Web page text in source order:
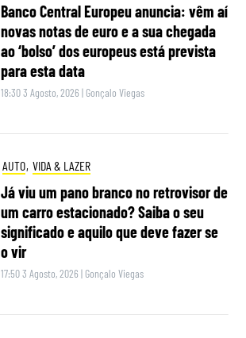
Banco Central Europeu anuncia: vêm aí
novas notas de euro e a sua chegada
ao ‘bolso’ dos europeus está prevista
para esta data
18:30 3 Agosto, 2026 | Gonçalo Viegas
AUTO, VIDA & LAZER
Já viu um pano branco no retrovisor de
um carro estacionado? Saiba o seu
significado e aquilo que deve fazer se
o vir
17:50 3 Agosto, 2026 | Gonçalo Viegas